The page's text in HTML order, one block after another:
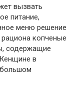
вызвать
питание,
меню решение
копченые
содержащие
в